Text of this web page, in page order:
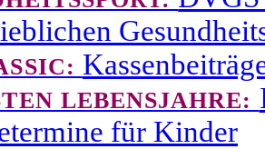
LEBENSJAHRE:
für Kinder